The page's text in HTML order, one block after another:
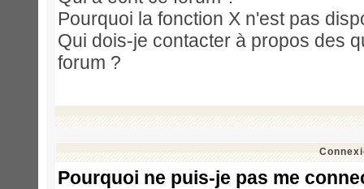
Pourquoi la fonction X n'est pas
Qui dois-je contacter à propos des
forum ?
Pourquoi ne puis-je pas me